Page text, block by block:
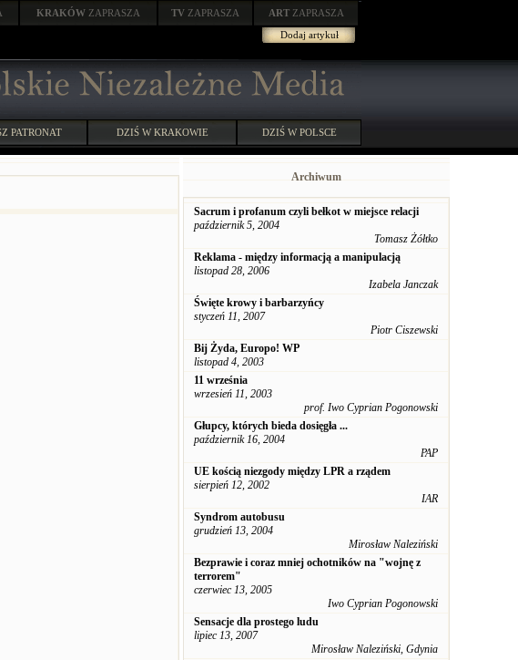
KRAKÓW ZAPRASZA TV ZAPRASZA ART ZAPRASZA
Dodaj artykuł
PATRONAT DZIŚ W KRAKOWIE DZIŚ W POLSCE
Archiwum
Sacrum i profanum czyli bełkot w miejsce relacji
październik 5, 2004
Tomasz Żółtko
Reklama - między informacją a manipulacją
listopad 28, 2006
Izabela Janczak
Święte krowy i barbarzyńcy
styczeń 11, 2007
Piotr Ciszewski
Bij Żyda, Europo! WP
listopad 4, 2003
11 września
wrzesień 11, 2003
prof. Iwo Cyprian Pogonowski
Głupcy, których bieda dosięgła ...
październik 16, 2004
PAP
UE kością niezgody między LPR a rządem
sierpień 12, 2002
IAR
Syndrom autobusu
grudzień 13, 2004
Mirosław Naleziński
Bezprawie i coraz mniej ochotników na "wojnę z
terrorem"
czerwiec 13, 2005
Iwo Cyprian Pogonowski
Sensacje dla prostego ludu
lipiec 13, 2007
Mirosław Naleziński, Gdynia